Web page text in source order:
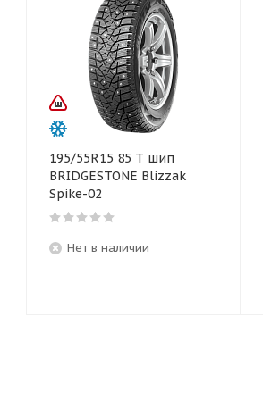
195/55R15 85 T шип
BRIDGESTONE Blizzak
Spike-02
Нет в наличии